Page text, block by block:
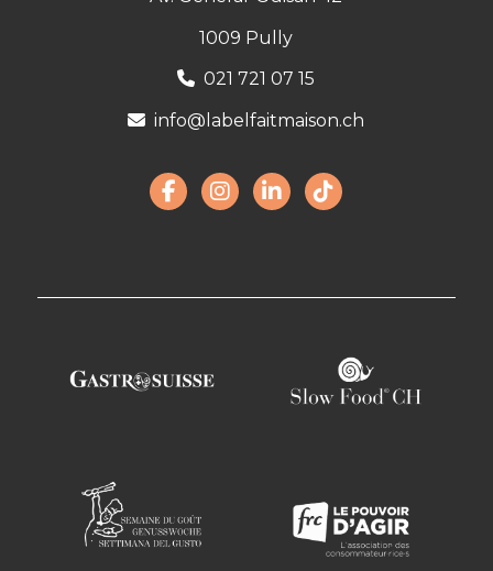
1009 Pully
021 721 07 15
info@labelfaitmaison.ch